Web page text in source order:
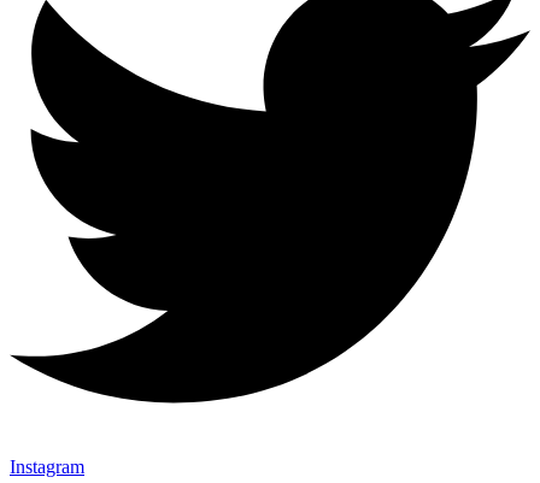
Instagram